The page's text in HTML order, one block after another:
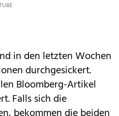
in den letzten Wochen
durchgesickert.
Bloomberg-Artikel
Falls sich die